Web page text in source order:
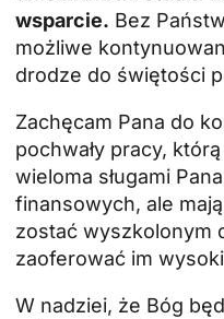
wsparcie. Bez
możliwe
drodze do świętości
Zachęcam Pana do
pochwały pracy,
wieloma sługami
finansowych, ale
zostać wyszkolonym
zaoferować im
W nadziei, że Bóg